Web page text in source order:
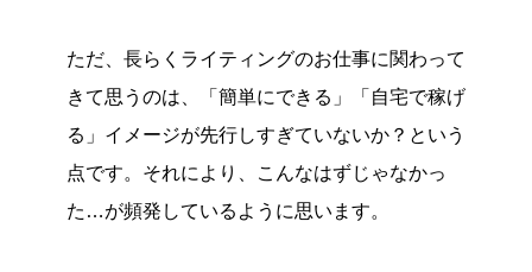
ただ、長らくライティングのお仕事に関わって
きて思うのは、「簡単にできる」「自宅で稼げ
る」イメージが先行しすぎていないか？という
点です。それにより、こんなはずじゃなかっ
た…が頻発しているように思います。